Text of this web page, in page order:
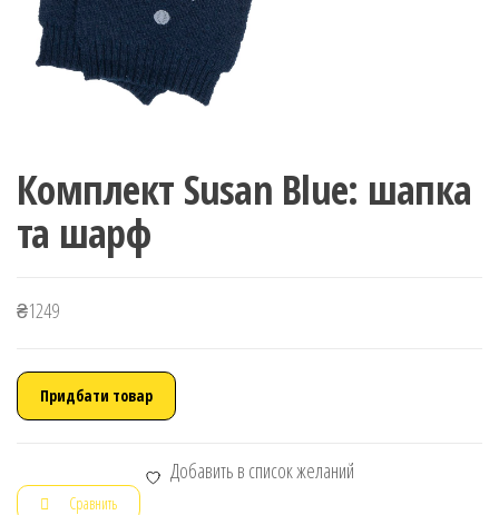
Комплект Susan Blue: шапка
та шарф
₴1249
Придбати товар
Добавить в список желаний
Сравнить